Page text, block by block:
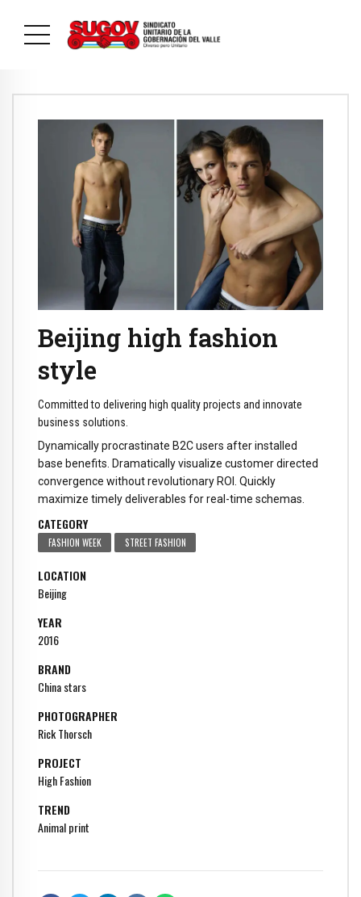
Beijing high fashion
style
Committed to delivering high quality projects and innovate
business solutions.
Dynamically procrastinate B2C users after installed
base benefits. Dramatically visualize customer directed
convergence without revolutionary ROI. Quickly
maximize timely deliverables for real-time schemas.
CATEGORY
FASHION WEEK STREET FASHION
LOCATION
Beijing
YEAR
2016
BRAND
China stars
PHOTOGRAPHER
Rick Thorsch
PROJECT
High Fashion
TREND
Animal print